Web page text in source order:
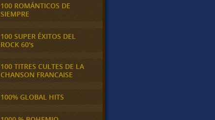
100 ROMÁNTICOS DE
SIEMPRE
100 SUPER ÉXITOS DEL
ROCK 60's
100 TITRES CULTES DE LA
CHANSON FRANCAISE
100% GLOBAL HITS